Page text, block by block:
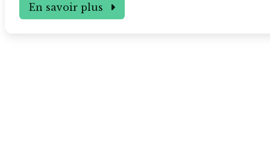
En savoir plus